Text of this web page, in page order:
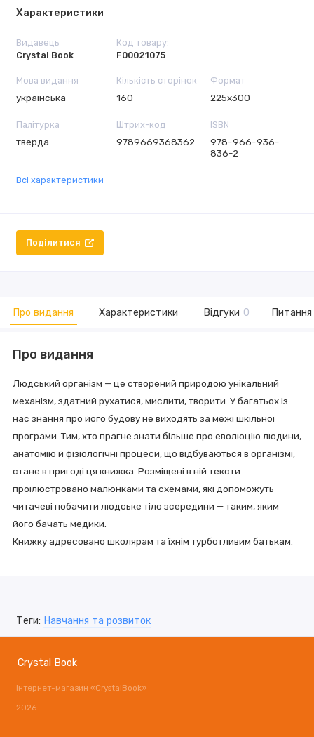
Характеристики
Видавець
Crystal Book
Код товару:
F00021075
Мова видання
українська
Кількість сторінок
160
Формат
225х300
Палітурка
тверда
Штрих-код
9789669368362
ISBN
978-966-936-
836-2
Всі характеристики
Поділитися
Про видання Характеристики Відгуки 0 Питання
Про видання
Людський організм — це створений природою унікальний
механізм, здатний рухатися, мислити, творити. У багатьох із
нас знання про його будову не виходять за межі шкільної
програми. Тим, хто прагне знати більше про еволюцію людини,
анатомію й фізіологічні процеси, що відбуваються в організмі,
стане в пригоді ця книжка. Розміщені в ній тексти
проілюстровано малюнками та схемами, які допоможуть
читачеві побачити людське тіло зсередини — таким, яким
його бачать медики.
Книжку адресовано школярам та їхнім турботливим батькам.
Теги: Навчання та розвиток
Crystal Book
Інтернет-магазин «CrystalBook»
2026